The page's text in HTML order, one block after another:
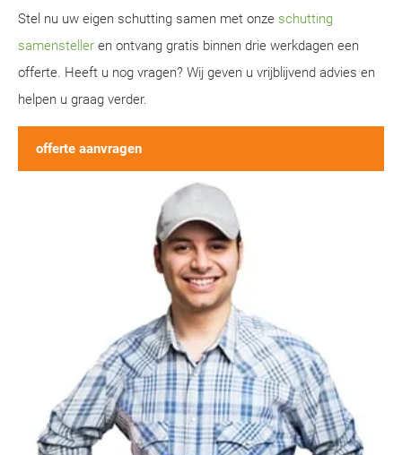
Stel nu uw eigen schutting samen met onze schutting
samensteller en ontvang gratis binnen drie werkdagen een
offerte. Heeft u nog vragen? Wij geven u vrijblijvend advies en
helpen u graag verder.
offerte aanvragen